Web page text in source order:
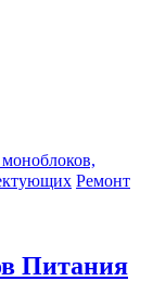
Ремонт
Питания